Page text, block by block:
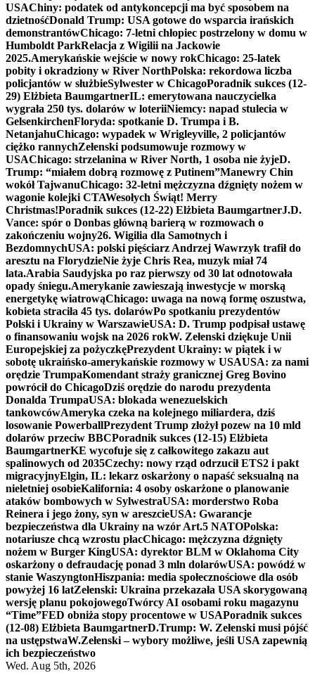
USAChiny: podatek od antykoncepcji ma być sposobem na
dzietnośćDonald Trump: USA gotowe do wsparcia irańskich
demonstrantówChicago: 7-letni chłopiec postrzelony w domu w
Humboldt ParkRelacja z Wigilii na Jackowie
2025.Amerykańskie wejście w nowy rokChicago: 25-latek
pobity i okradziony w River NorthPolska: rekordowa liczba
policjantów w służbieSylwester w ChicagoPoradnik sukces (12-
29) Elżbieta BaumgartnerIL: emerytowana nauczycielka
wygrała 250 tys. dolarów w loteriiNiemcy: napad stulecia w
GelsenkirchenFloryda: spotkanie D. Trumpa i B.
NetanjahuChicago: wypadek w Wrigleyville, 2 policjantów
ciężko rannychZełenski podsumowuje rozmowy w
USAChicago: strzelanina w River North, 1 osoba nie żyjeD.
Trump: “miałem dobrą rozmowę z Putinem”Manewry Chin
wokół TajwanuChicago: 32-letni mężczyzna dźgnięty nożem w
wagonie kolejki CTAWesołych Świąt! Merry
Christmas!Poradnik sukces (12-22) Elżbieta BaumgartnerJ.D.
Vance: spór o Donbas główną barierą w rozmowach o
zakończeniu wojny26. Wigilia dla Samotnych i
BezdomnychUSA: polski pięściarz Andrzej Wawrzyk trafił do
aresztu na FlorydzieNie żyje Chris Rea, muzyk miał 74
lata.Arabia Saudyjska po raz pierwszy od 30 lat odnotowała
opady śniegu.Amerykanie zawieszają inwestycje w morską
energetykę wiatrowąChicago: uwaga na nową formę oszustwa,
kobieta straciła 45 tys. dolarówPo spotkaniu prezydentów
Polski i Ukrainy w WarszawieUSA: D. Trump podpisał ustawę
o finansowaniu wojsk na 2026 rokW. Zełenski dziękuje Unii
Europejskiej za pożyczkęPrezydent Ukrainy: w piątek i w
sobotę ukraińsko-amerykańskie rozmowy w USAUSA: za nami
orędzie TrumpaKomendant straży granicznej Greg Bovino
powrócił do ChicagoDziś orędzie do narodu prezydenta
Donalda TrumpaUSA: blokada wenezuelskich
tankowcówAmeryka czeka na kolejnego miliardera, dziś
losowanie PowerballPrezydent Trump złożył pozew na 10 mld
dolarów przeciw BBCPoradnik sukces (12-15) Elżbieta
BaumgartnerKE wycofuje się z całkowitego zakazu aut
spalinowych od 2035Czechy: nowy rząd odrzucił ETS2 i pakt
migracyjnyElgin, IL: lekarz oskarżony o napaść seksualną na
nieletniej osobieKalifornia: 4 osoby oskarżone o planowanie
ataków bombowych w SylwestraUSA: morderstwo Roba
Reinera i jego żony, syn w areszcieUSA: Gwarancje
bezpieczeństwa dla Ukrainy na wzór Art.5 NATOPolska:
notariusze chcą wzrostu płacChicago: mężczyzna dźgnięty
nożem w Burger KingUSA: dyrektor BLM w Oklahoma City
oskarżony o defraudację ponad 3 mln dolarówUSA: powódź w
stanie WaszyngtonHiszpania: media społecznościowe dla osób
powyżej 16 latZełenski: Ukraina przekazała USA skorygowaną
wersję planu pokojowegoTwórcy AI osobami roku magazynu
“Time”FED obniża stopy procentowe w USAPoradnik sukces
(12-08) Elżbieta BaumgartnerD.Trump: W. Zełenski musi pójść
na ustępstwaW.Zełenski – wybory możliwe, jeśli USA zapewnią
ich bezpieczeństwo
Wed. Aug 5th, 2026